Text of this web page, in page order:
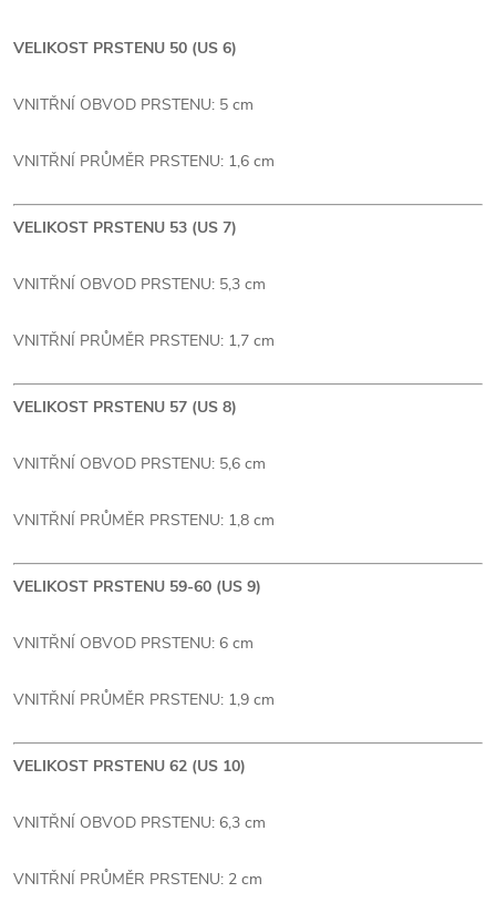
VELIKOST PRSTENU 50 (US 6)
VNITŘNÍ OBVOD PRSTENU: 5 cm
VNITŘNÍ PRŮMĚR PRSTENU: 1,6 cm
VELIKOST PRSTENU 53 (US 7)
VNITŘNÍ OBVOD PRSTENU: 5,3 cm
VNITŘNÍ PRŮMĚR PRSTENU: 1,7 cm
VELIKOST PRSTENU 57 (US 8)
VNITŘNÍ OBVOD PRSTENU: 5,6 cm
VNITŘNÍ PRŮMĚR PRSTENU: 1,8 cm
VELIKOST PRSTENU 59-60 (US 9)
VNITŘNÍ OBVOD PRSTENU: 6 cm
VNITŘNÍ PRŮMĚR PRSTENU: 1,9 cm
VELIKOST PRSTENU 62 (US 10)
VNITŘNÍ OBVOD PRSTENU: 6,3 cm
VNITŘNÍ PRŮMĚR PRSTENU: 2 cm